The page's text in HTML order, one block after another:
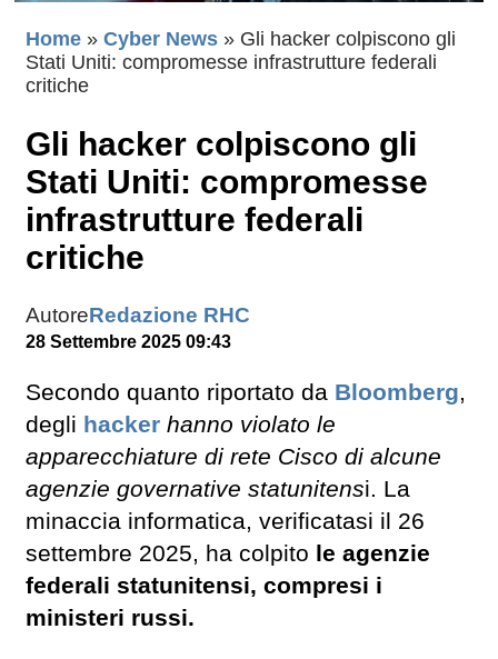
Home » Cyber News » Gli hacker colpiscono gli
Stati Uniti: compromesse infrastrutture federali
critiche
Gli hacker colpiscono gli
Stati Uniti: compromesse
infrastrutture federali
critiche
AutoreRedazione RHC
28 Settembre 2025 09:43
Secondo quanto riportato da Bloomberg,
degli hacker hanno violato le
apparecchiature di rete Cisco di alcune
agenzie governative statunitensi. La
minaccia informatica, verificatasi il 26
settembre 2025, ha colpito le agenzie
federali statunitensi, compresi i
ministeri russi.